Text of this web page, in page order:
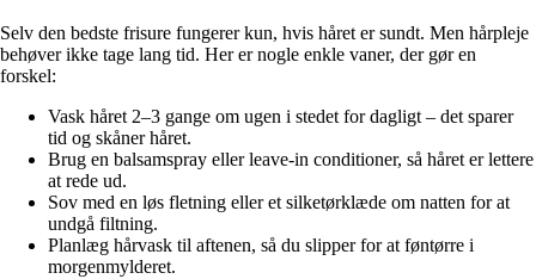
Selv den bedste frisure fungerer kun, hvis håret er sundt. Men hårpleje
behøver ikke tage lang tid. Her er nogle enkle vaner, der gør en
forskel:
Vask håret 2–3 gange om ugen i stedet for dagligt – det sparer
tid og skåner håret.
Brug en balsamspray eller leave-in conditioner, så håret er lettere
at rede ud.
Sov med en løs fletning eller et silketørklæde om natten for at
undgå filtning.
Planlæg hårvask til aftenen, så du slipper for at føntørre i
morgenmylderet.